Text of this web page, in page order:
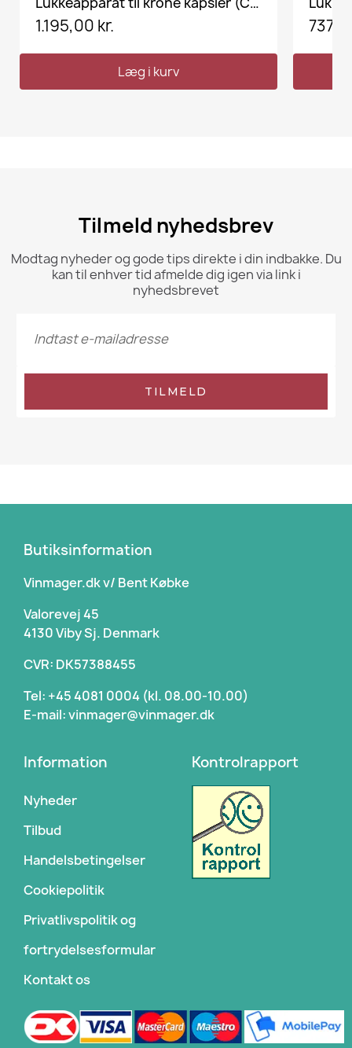
1.195,00 kr.
Læg i kurv
Tilmeld nyhedsbrev
Modtag nyheder og gode tips direkte i din indbakke. Du
kan til enhver tid afmelde dig igen via link i
nyhedsbrevet
TILMELD
Butiksinformation
Vinmager.dk v/ Bent Købke
Valorevej 45
4130 Viby Sj. Denmark
CVR: DK57388455
Tel: +45 4081 0004 (kl. 08.00-10.00)
E-mail: vinmager@vinmager.dk
Information
Nyheder
Tilbud
Handelsbetingelser
Cookiepolitik
Privatlivspolitik og
fortrydelsesformular
Kontakt os
Kontrolrapport